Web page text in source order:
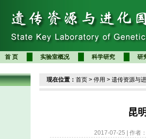
首 页 实验室概况 科学研究 研
现在位置： 首页 > 停用 > 遗传资源与
昆
2017-07-25 | 作者